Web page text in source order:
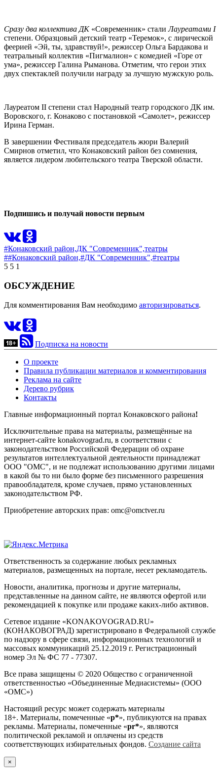
Сразу два коллектива ДК «Современник» сталиЛауреатами I
степени. Образцовый детский театр «Теремок», с лирической
феерией «Эй, ты, здравствуй!», режиссер Ольга Бардакова и
театральный коллектив «Пигмалион» с комедией «Горе от
ума», режиссер Галина Рыманова. Отметим, что герои этих
двух спектаклей получили награду за лучшую мужскую роль.
Лауреатом II степени стал Народный театр городского ДК им.
Воровского, г. Конаково с постановкой «Самолет», режиссер
Ирина Герман.
В завершении Фестиваля председатель жюри Валерий
Смирнов отметил, что Конаковский район без сомнения,
является лидером любительского театра Тверской области.
Подпишись и получай новости первым
#Конаковский район,ДК "Современник",театры
##Конаковский район,#ДК "Современник",#театры
5 5 1
ОБСУЖДЕНИЕ
Для комментирования Вам необходимо авторизироваться.
Подписка на новости
О проекте
Правила публикации материалов и комментирования
Реклама на сайте
Дерево рубрик
Контакты
Главные информационный портал Конаковского района!
Исключительные права на материалы, размещённые на
интернет-сайте konakovograd.ru, в соответствии с
законодательством Российской Федерации об охране
результатов интеллектуальной деятельности принадлежат
ООО "ОМС", и не подлежат использованию другими лицами
в какой бы то ни было форме без письменного разрешения
правообладателя, кроме случаев, прямо установленных
законодательством РФ.
Приобретение авторских прав: omc@omctver.ru
Ответственность за содержание любых рекламных
материалов, размещенных на портале, несет рекламодатель.
Новости, аналитика, прогнозы и другие материалы,
представленные на данном сайте, не являются офертой или
рекомендацией к покупке или продаже каких-либо активов.
Сетевое издание «KONAKOVOGRAD.RU»
(КОНАКОВОГРАД) зарегистрировано в Федеральной службе
по надзору в сфере связи, информационных технологий и
массовых коммуникаций 25.12.2019 г. Регистрационный
номер Эл № ФС 77 - 77307.
Все права защищены © 2020 Общество с ограниченной
ответственностью «Объединенные Медиасистемы» (ООО
«ОМС»)
Настоящий ресурс может содержать материалы
18+. Материалы, помеченные «р*», публикуются на правах
рекламы. Материалы, помеченные «рr*», являются
политической рекламой и оплачены из средств
соответствующих избирательных фондов. Создание сайта
×